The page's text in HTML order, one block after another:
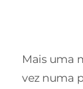
Mais uma
vez numa